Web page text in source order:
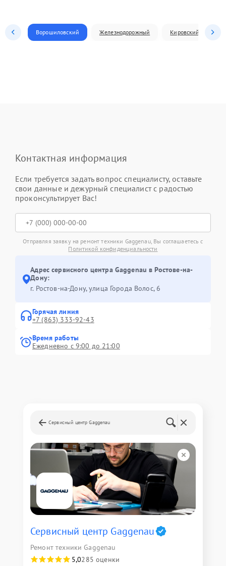
Ворошиловский Железнодорожный Кировский
Контактная информация
Если требуется задать вопрос специалисту, оставьте
свои данные и дежурный специалист с радостью
проконсультирует Вас!
Отправляя заявку на ремонт техники Gaggenau, Вы соглашаетесь с
Политикой конфиденциальности
Адрес сервисного центра Gaggenau в Ростове-на-
Дону:
г. Ростов-на-Дону, улица Города Волос, 6
Горячая линия
+7 (863) 333-92-43
Время работы
Ежедневно с 9:00 до 21:00
Сервисный центр Gaggenau
Сервисный центр Gaggenau
Ремонт техники Gaggenau
5,0285 оценки